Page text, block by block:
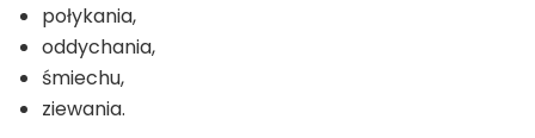
połykania,
oddychania,
śmiechu,
ziewania.